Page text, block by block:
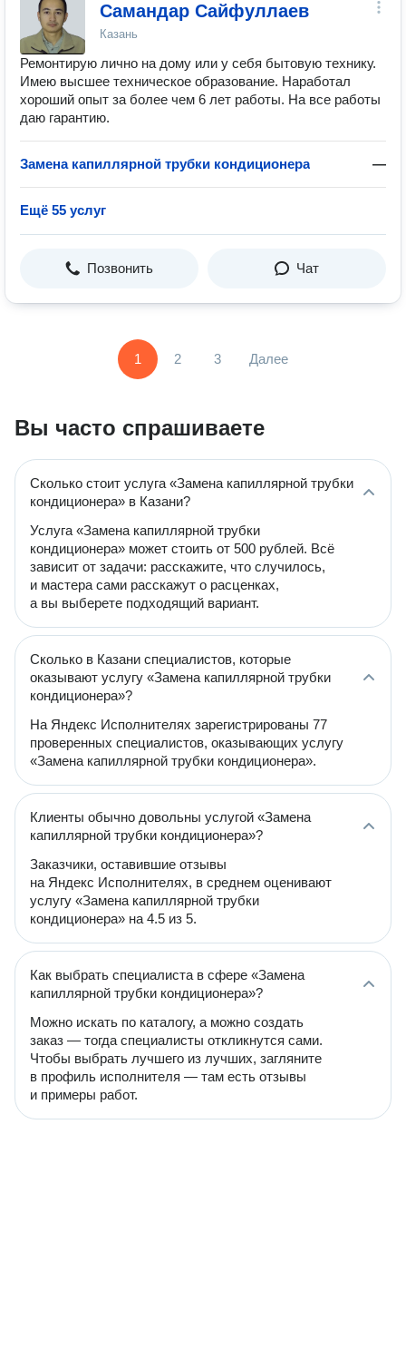
Самандар Сайфуллаев
Казань
Ремонтирую лично на дому или у себя бытовую технику.
Имею высшее техническое образование. Наработал
хороший опыт за более чем 6 лет работы. На все работы
даю гарантию.
Замена капиллярной трубки кондиционера —
Ещё 55 услуг
Позвонить Чат
1 2 3 Далее
Вы часто спрашиваете
Сколько стоит услуга «Замена капиллярной трубки
кондиционера» в Казани?
Услуга «Замена капиллярной трубки
кондиционера» может стоить от 500 рублей. Всё
зависит от задачи: расскажите, что случилось,
и мастера сами расскажут о расценках,
а вы выберете подходящий вариант.
Сколько в Казани специалистов, которые
оказывают услугу «Замена капиллярной трубки
кондиционера»?
На Яндекс Исполнителях зарегистрированы 77
проверенных специалистов, оказывающих услугу
«Замена капиллярной трубки кондиционера».
Клиенты обычно довольны услугой «Замена
капиллярной трубки кондиционера»?
Заказчики, оставившие отзывы
на Яндекс Исполнителях, в среднем оценивают
услугу «Замена капиллярной трубки
кондиционера» на 4.5 из 5.
Как выбрать специалиста в сфере «Замена
капиллярной трубки кондиционера»?
Можно искать по каталогу, а можно создать
заказ — тогда специалисты откликнутся сами.
Чтобы выбрать лучшего из лучших, загляните
в профиль исполнителя — там есть отзывы
и примеры работ.